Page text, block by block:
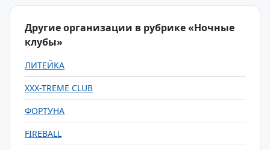
Другие организации в рубрике «Ночные
клубы»
ЛИТЕЙКА
XXX-TREME CLUB
ФОРТУНА
FIREBALL